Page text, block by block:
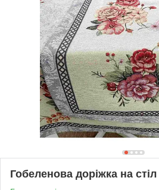
Гобеленова доріжка на